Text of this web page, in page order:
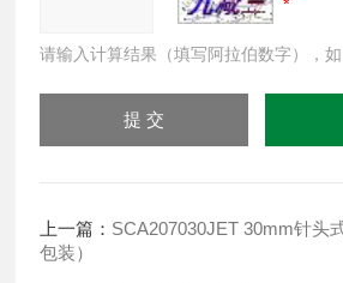
请输入计算结果（填写阿拉伯数字），
上一篇： SCA207030JET 30mm针头
包装）